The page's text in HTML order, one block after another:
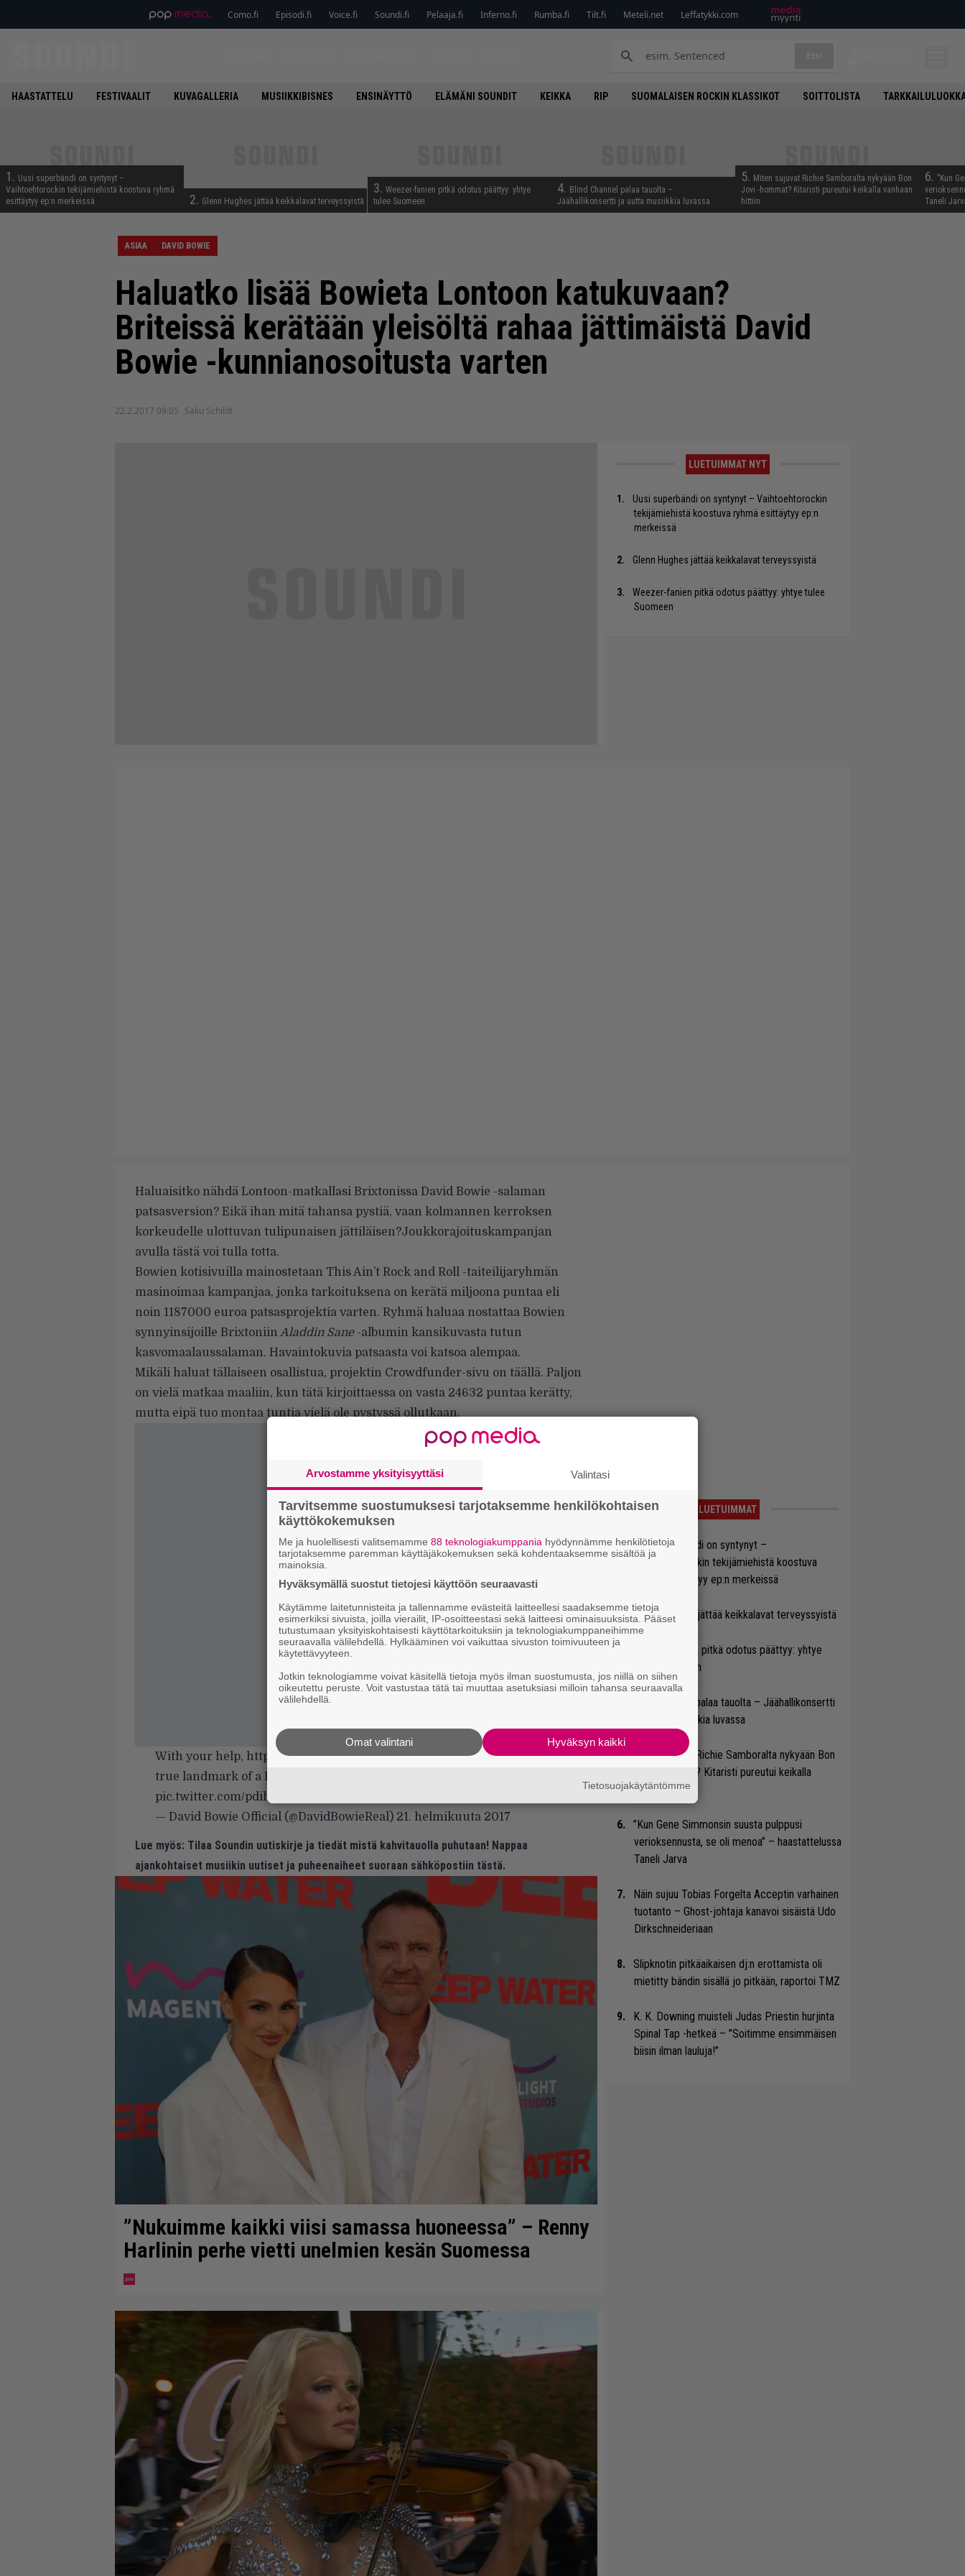
Como.fi Episodi.fi Voice.fi Soundi.fi Pelaaja.fi Inferno.fi Rumba.fi Tilt.fi Meteli.net Leffatykki.com
HAASTATTELU FESTIVAALIT KUVAGALLERIA MUSIIKKIBISNES ENSINÄYTTÖ ELÄMÄNI SOUNDIT KEIKKA RIP SUOMALAISEN ROCKIN KLASSIKOT SOITTOLISTA
1. Uusi superbändi on syntynyt –
Vaihtoehtorockin tekijämiehistä koostuva ryhmä
esittäytyy ep:n merkeissä
2. Glenn Hughes jättää keikkalavat terveyssyistä
3. Weezer-fanien pitkä odotus päättyy: yhtye
tulee Suomeen
4. Blind Channel palaa tauolta –
Jäähallikonsertti ja uutta musiikkia luvassa
5. Miten sujuvat Richie Samboralta nykyään Bon
Jovi -hommat? Kitaristi pureutui keikalla vanhaan
hittiin
6. ”Kun
Taneli
ASIAA DAVID BOWIE
Haluatko lisää Bowieta Lontoon katukuvaan?
Briteissä kerätään yleisöltä rahaa jättimäistä David
Bowie -kunnianosoitusta varten
22.2.2017 09:05 Saku Schildt
LUETUIMMAT NYT
Uusi superbändi on syntynyt – Vaihtoehtorockin
tekijämiehistä koostuva ryhmä esittäytyy ep:n
merkeissä
Glenn Hughes jättää keikkalavat terveyssyistä
Weezer-fanien pitkä odotus päättyy: yhtye tulee
Suomeen
Haluaisitko nähdä Lontoon-matkallasi Brixtonissa David Bowie -salaman
patsasversion? Eikä ihan mitä tahansa pystiä, vaan kolmannen kerroksen
korkeudelle ulottuvan tulipunaisen jättiläisen?Joukkorajoituskampanjan
avulla tästä voi tulla totta.
Bowien kotisivuilla mainostetaan This Ain’t Rock and Roll -taiteilijaryhmän
masinoimaa kampanjaa, jonka tarkoituksena on kerätä miljoona puntaa eli
noin 1187000 euroa patsasprojektia varten. Ryhmä haluaa nostattaa Bowien
synnyinsijoille Brixtoniin Aladdin Sane-albumin kansikuvasta tutun
kasvomaalaussalaman. Havaintokuvia patsaasta voi katsoa alempaa.
Mikäli haluat tällaiseen osallistua, projektin Crowdfunder-sivu on täällä. Paljon
on vielä matkaa maaliin, kun tätä kirjoittaessa on vasta 24632 puntaa kerätty,
mutta eipä tuo montaa tuntia vielä ole pystyssä ollutkaan.
With your help, https://t.co/WdNVxS1Rk3, Brixton will be the site of a
true landmark of a Bowie memorial. More here:
pic.twitter.com/pdihTRBZm0
— David Bowie Official (@DavidBowieReal) 21. helmikuuta 2017
Lue myös: Tilaa Soundin uutiskirje ja tiedät mistä kahvitauolla puhutaan! Nappaa
ajankohtaiset musiikin uutiset ja puheenaiheet suoraan sähköpostiin tästä.
”Nukuimme kaikki viisi samassa huoneessa” – Renny
Harlinin perhe vietti unelmien kesän Suomessa
LUETUIMMAT
Uusi superbändi on syntynyt –
Vaihtoehtorockin tekijämiehistä koostuva
ryhmä esittäytyy ep:n merkeissä
Glenn Hughes jättää keikkalavat terveyssyistä
Weezer-fanien pitkä odotus päättyy: yhtye
tulee Suomeen
Blind Channel palaa tauolta – Jäähallikonsertti
ja uutta musiikkia luvassa
Miten sujuvat Richie Samboralta nykyään Bon
Jovi -hommat? Kitaristi pureutui keikalla
vanhaan hittiin
”Kun Gene Simmonsin suusta pulppusi
verioksennusta, se oli menoa” – haastattelussa
Taneli Jarva
Näin sujuu Tobias Forgelta Acceptin varhainen
tuotanto – Ghost-johtaja kanavoi sisäistä Udo
Dirkschneideriaan
Slipknotin pitkäaikaisen dj:n erottamista oli
mietitty bändin sisällä jo pitkään, raportoi TMZ
K. K. Downing muisteli Judas Priestin hurjinta
Spinal Tap -hetkeä – ”Soitimme ensimmäisen
biisin ilman lauluja!”
Arvostamme yksityisyyttäsi Valintasi
Tarvitsemme suostumuksesi tarjotaksemme henkilökohtaisen
käyttökokemuksen
Me ja huolellisesti valitsemamme 88 teknologiakumppania hyödynnämme henkilötietoja
tarjotaksemme paremman käyttäjäkokemuksen sekä kohdentaaksemme sisältöä ja
mainoksia.
Hyväksymällä suostut tietojesi käyttöön seuraavasti
Käytämme laitetunnisteita ja tallennamme evästeitä laitteellesi saadaksemme tietoja
esimerkiksi sivuista, joilla vierailit, IP-osoitteestasi sekä laitteesi ominaisuuksista. Pääset
tutustumaan yksityiskohtaisesti käyttötarkoituksiin ja teknologiakumppaneihimme
seuraavalla välilehdellä. Hylkääminen voi vaikuttaa sivuston toimivuuteen ja
käytettävyyteen.
Jotkin teknologiamme voivat käsitellä tietoja myös ilman suostumusta, jos niillä on siihen
oikeutettu peruste. Voit vastustaa tätä tai muuttaa asetuksiasi milloin tahansa seuraavalla
välilehdellä.
Hyväksyn kaikki
Omat valintani
Tietosuojakäytäntömme